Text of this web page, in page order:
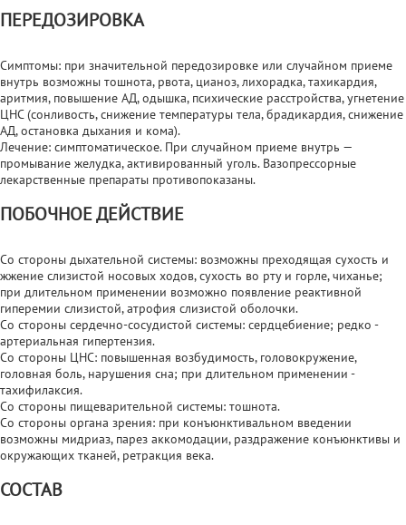
ПЕРЕДОЗИРОВКА
Симптомы: при значительной передозировке или случайном приеме
внутрь возможны тошнота, рвота, цианоз, лихорадка, тахикардия,
аритмия, повышение АД, одышка, психические расстройства, угнетение
ЦНС (сонливость, снижение температуры тела, брадикардия, снижение
АД, остановка дыхания и кома).
Лечение: симптоматическое. При случайном приеме внутрь —
промывание желудка, активированный уголь. Вазопрессорные
лекарственные препараты противопоказаны.
ПОБОЧНОЕ ДЕЙСТВИЕ
Со стороны дыхательной системы: возможны преходящая сухость и
жжение слизистой носовых ходов, сухость во рту и горле, чиханье;
при длительном применении возможно появление реактивной
гиперемии слизистой, атрофия слизистой оболочки.
Со стороны сердечно-сосудистой системы: сердцебиение; редко -
артериальная гипертензия.
Со стороны ЦНС: повышенная возбудимость, головокружение,
головная боль, нарушения сна; при длительном применении -
тахифилаксия.
Со стороны пищеварительной системы: тошнота.
Со стороны органа зрения: при конъюнктивальном введении
возможны мидриаз, парез аккомодации, раздражение конъюнктивы и
окружающих тканей, ретракция века.
СОСТАВ